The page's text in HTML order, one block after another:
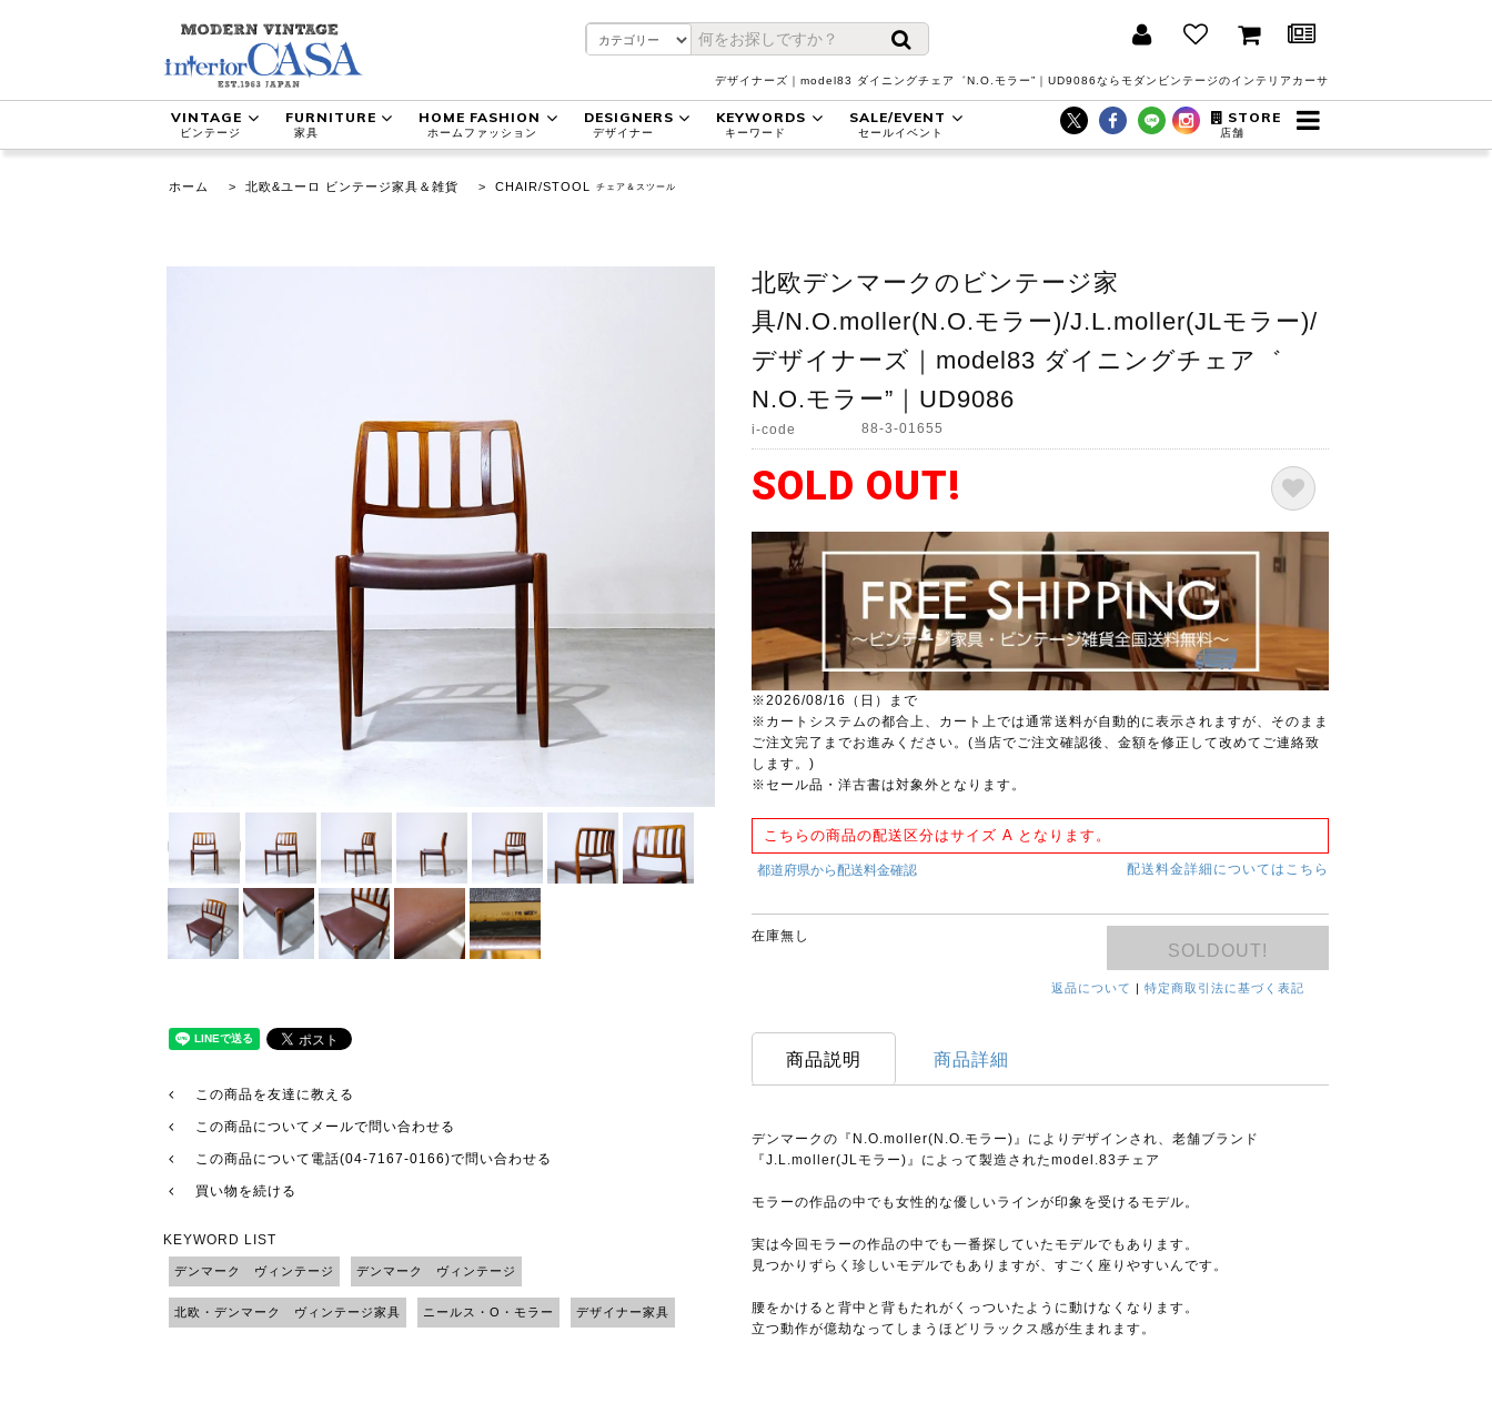
デザイナーズ｜model83 ダイニングチェア゛N.O.モラー”｜UD9086ならモダンビンテージのインテリアカーサ
VINTAGE
ビンテージ
FURNITURE
家具
HOME FASHION
ホームファッション
DESIGNERS
デザイナー
KEYWORDS
キーワード
SALE/EVENT
セールイベント
STORE
店舗
ホーム > 北欧&ユーロ ビンテージ家具＆雑貨 > CHAIR/STOOL チェア＆スツール
この商品を友達に教える
この商品についてメールで問い合わせる
この商品について電話(04-7167-0166)で問い合わせる
買い物を続ける
KEYWORD LIST
デンマーク ヴィンテージ デンマーク ヴィンテージ
北欧・デンマーク ヴィンテージ家具 ニールス・O・モラー デザイナー家具
北欧デンマークのビンテージ家
具/N.O.moller(N.O.モラー)/J.L.moller(JLモラー)/
デザイナーズ｜model83 ダイニングチェア゛
N.O.モラー”｜UD9086
i-code 88-3-01655
SOLD OUT!
※2026/08/16（日）まで
※カートシステムの都合上、カート上では通常送料が自動的に表示されますが、そのまま
ご注文完了までお進みください。(当店でご注文確認後、金額を修正して改めてご連絡致
します。)
※セール品・洋古書は対象外となります。
こちらの商品の配送区分はサイズ A となります。
配送料金詳細についてはこちら
在庫無し
SOLDOUT!
返品について 特定商取引法に基づく表記
商品説明 商品詳細
デンマークの『N.O.moller(N.O.モラー)』によりデザインされ、老舗ブランド
『J.L.moller(JLモラー)』によって製造されたmodel.83チェア
モラーの作品の中でも女性的な優しいラインが印象を受けるモデル。
実は今回モラーの作品の中でも一番探していたモデルでもあります。
見つかりずらく珍しいモデルでもありますが、すごく座りやすいんです。
腰をかけると背中と背もたれがくっついたように動けなくなります。
立つ動作が億劫なってしまうほどリラックス感が生まれます。